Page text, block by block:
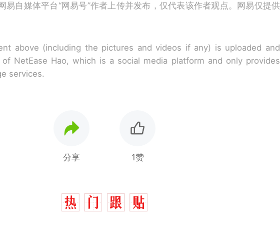
易自媒体平台“网易号”作者上传并发布，仅代表该作者观点。网易仅提供
above (including the pictures and videos if any) is uploaded and
NetEase Hao, which is a social media platform and only provides
services.
分享 1赞